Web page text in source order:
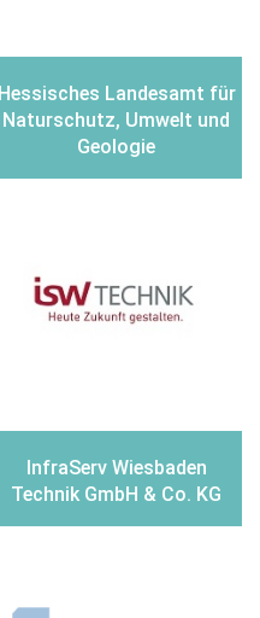
Hessisches Landesamt für
Naturschutz, Umwelt und
Geologie
lnfraServ Wiesbaden
Technik GmbH & Co. KG